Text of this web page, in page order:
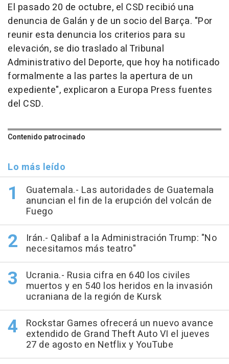
El pasado 20 de octubre, el CSD recibió una
denuncia de Galán y de un socio del Barça. "Por
reunir esta denuncia los criterios para su
elevación, se dio traslado al Tribunal
Administrativo del Deporte, que hoy ha notificado
formalmente a las partes la apertura de un
expediente", explicaron a Europa Press fuentes
del CSD.
Contenido patrocinado
Lo más leído
Guatemala.- Las autoridades de Guatemala
anuncian el fin de la erupción del volcán de
Fuego
Irán.- Qalibaf a la Administración Trump: "No
necesitamos más teatro"
Ucrania.- Rusia cifra en 640 los civiles
muertos y en 540 los heridos en la invasión
ucraniana de la región de Kursk
Rockstar Games ofrecerá un nuevo avance
extendido de Grand Theft Auto VI el jueves
27 de agosto en Netflix y YouTube